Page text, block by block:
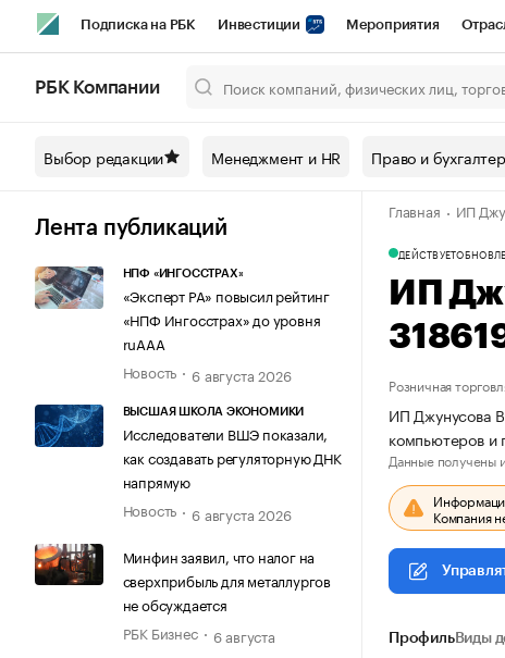
Подписка на РБК Инвестиции Мероприятия
Спецпроекты СПб Конференции СПб Спецпроекты
Технологии и медиа Рынок наличной валюты
РБК Компании
Выбор редакции Менеджмент и HR Право и
Лента публикаций
НПФ «ИНГОССТРАХ»
«Эксперт РА» повысил рейтинг
«НПФ Ингосстрах» до уровня
ruAAA
Новость
6 августа 2026
ВЫСШАЯ ШКОЛА ЭКОНОМИКИ
Исследователи ВШЭ показали,
как создавать регуляторную ДНК
напрямую
Новость
6 августа 2026
Минфин заявил, что налог на
сверхприбыль для металлургов
не обсуждается
РБК Бизнес
6 августа
Главная ИП
ДЕЙСТВУЕТ
ИП
Розничная
ИП Джунусова
компьютеров
Данные получены
Компания
ПрофильВиды